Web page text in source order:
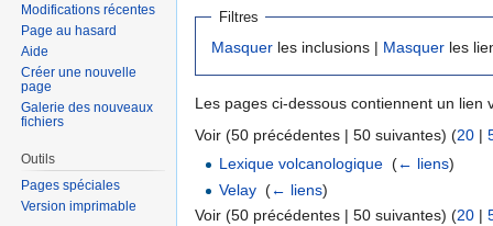
Filtres
Masquer les inclusions | Masquer les
Les pages ci-dessous contiennent un lien
Voir (50 précédentes | 50 suivantes) (20 |
Lexique volcanologique ‎(← liens)
Velay ‎(← liens)
Voir (50 précédentes | 50 suivantes) (20 |
Modifications récentes
Page au hasard
Aide
Créer une nouvelle
page
Galerie des nouveaux
fichiers
Outils
Pages spéciales
Version imprimable